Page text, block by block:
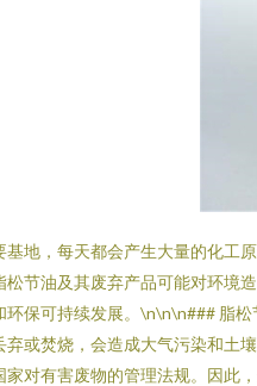
地，每天都会产生大量的化工
节油及其废弃产品可能对环境
保可持续发展。\n\n\n### 脂
或焚烧，会造成大气污染和土
对有害废物的管理法规。因